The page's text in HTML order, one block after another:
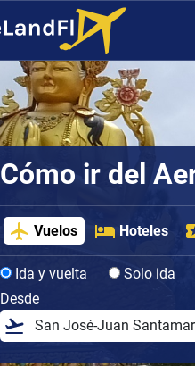
Cómo ir del
Vuelos Hoteles
Ida y vuelta Solo ida
Desde